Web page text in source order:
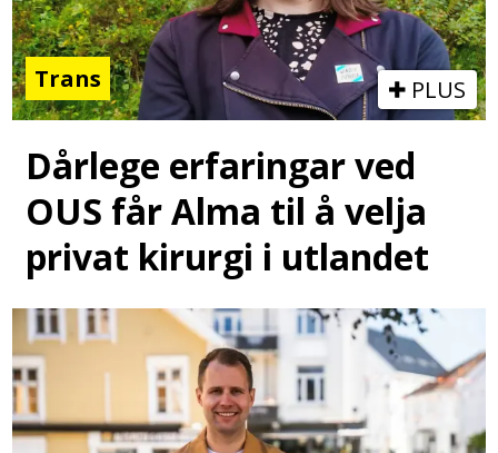
Trans PLUS
Dårlege erfaringar ved
OUS får Alma til å velja
privat kirurgi i utlandet